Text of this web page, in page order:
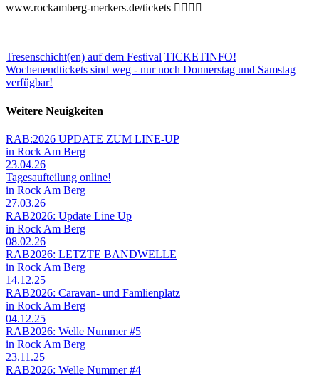
www.rockamberg-merkers.de/tickets ✌🏽🤘🏽
Tresenschicht(en) auf dem Festival TICKETINFO!
Wochenendtickets sind weg - nur noch Donnerstag und Samstag
verfügbar!
Weitere Neuigkeiten
RAB:2026 UPDATE ZUM LINE-UP
in Rock Am Berg
23.04.26
Tagesaufteilung online!
in Rock Am Berg
27.03.26
RAB2026: Update Line Up
in Rock Am Berg
08.02.26
RAB2026: LETZTE BANDWELLE
in Rock Am Berg
14.12.25
RAB2026: Caravan- und Famlienplatz
in Rock Am Berg
04.12.25
RAB2026: Welle Nummer #5
in Rock Am Berg
23.11.25
RAB2026: Welle Nummer #4